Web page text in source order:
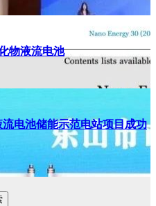
物液流电池
电池储能示范电站项目成功